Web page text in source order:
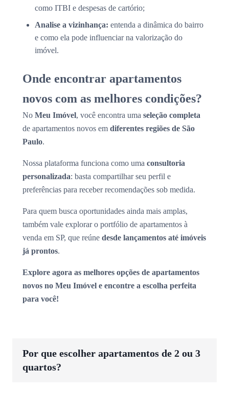
como ITBI e despesas de cartório;
Analise a vizinhança: entenda a dinâmica do bairro
e como ela pode influenciar na valorização do
imóvel.
Onde encontrar apartamentos
novos com as melhores condições?
No Meu Imóvel, você encontra uma seleção completa
de apartamentos novos em diferentes regiões de São
Paulo.
Nossa plataforma funciona como uma consultoria
personalizada: basta compartilhar seu perfil e
preferências para receber recomendações sob medida.
Para quem busca oportunidades ainda mais amplas,
também vale explorar o portfólio de apartamentos à
venda em SP, que reúne desde lançamentos até imóveis
já prontos.
Explore agora as melhores opções de apartamentos
novos no Meu Imóvel e encontre a escolha perfeita
para você!
Por que escolher apartamentos de 2 ou 3
quartos?